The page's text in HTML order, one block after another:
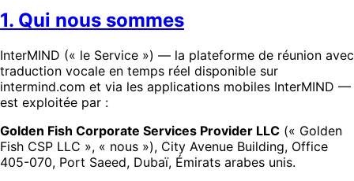
1. Qui nous sommes
InterMIND (« le Service ») — la plateforme de réunion avec
traduction vocale en temps réel disponible sur
intermind.com et via les applications mobiles InterMIND —
est exploitée par :
Golden Fish Corporate Services Provider LLC (« Golden
Fish CSP LLC », « nous »), City Avenue Building, Office
405-070, Port Saeed, Dubaï, Émirats arabes unis.